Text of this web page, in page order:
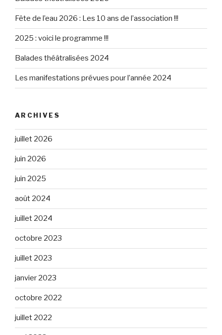
Fête de l’eau 2026 : Les 10 ans de l’association !!!
2025 : voici le programme !!!
Balades théâtralisées 2024
Les manifestations prévues pour l’année 2024
ARCHIVES
juillet 2026
juin 2026
juin 2025
août 2024
juillet 2024
octobre 2023
juillet 2023
janvier 2023
octobre 2022
juillet 2022